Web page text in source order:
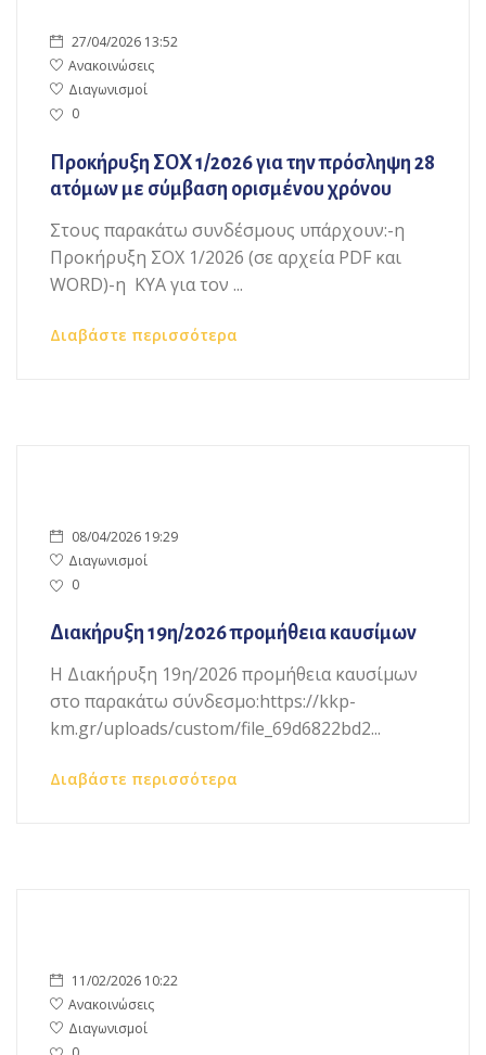
27/04/2026 13:52
Ανακοινώσεις
Διαγωνισμοί
0
Προκήρυξη ΣΟΧ 1/2026 για την πρόσληψη 28
ατόμων με σύμβαση ορισμένου χρόνου
Στους παρακάτω συνδέσμους υπάρχουν:-η
Προκήρυξη ΣΟΧ 1/2026 (σε αρχεία PDF και
WORD)-η ΚΥΑ για τον ...
Διαβάστε περισσότερα
08/04/2026 19:29
Διαγωνισμοί
0
Διακήρυξη 19η/2026 προμήθεια καυσίμων
Η Διακήρυξη 19η/2026 προμήθεια καυσίμων
στο παρακάτω σύνδεσμο:https://kkp-
km.gr/uploads/custom/file_69d6822bd2...
Διαβάστε περισσότερα
11/02/2026 10:22
Ανακοινώσεις
Διαγωνισμοί